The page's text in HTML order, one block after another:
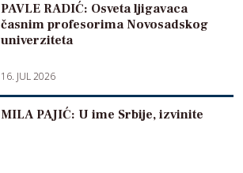
PAVLE RADIĆ: Osveta ljigavaca
časnim profesorima Novosadskog
univerziteta
16. JUL 2026
MILA PAJIĆ: U ime Srbije, izvinite